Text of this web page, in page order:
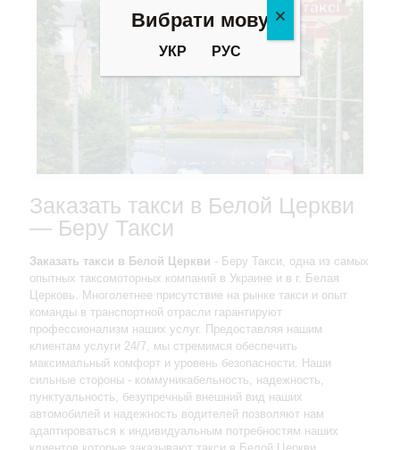
Заказать такси в Белой Церкви
— Беру Такси
Заказать такси в Белой Церкви - Беру Такси, одна из самых
опытных таксомоторных компаний в Украине и в г. Белая
Церковь. Многолетнее присутствие на рынке такси и опыт
команды в транспортной отрасли гарантируют
профессионализм наших услуг. Предоставляя нашим
клиентам услуги 24/7, мы стремимся обеспечить
максимальный комфорт и уровень безопасности. Наши
сильные стороны - коммуникабельность, надежность,
пунктуальность, безупречный внешний вид наших
автомобилей и надежность водителей позволяют нам
адаптироваться к индивидуальным потребностям наших
Вибрати мову
УКР РУС